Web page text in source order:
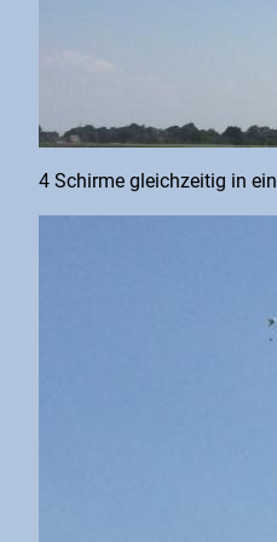
4 Schirme gleichzeitig in